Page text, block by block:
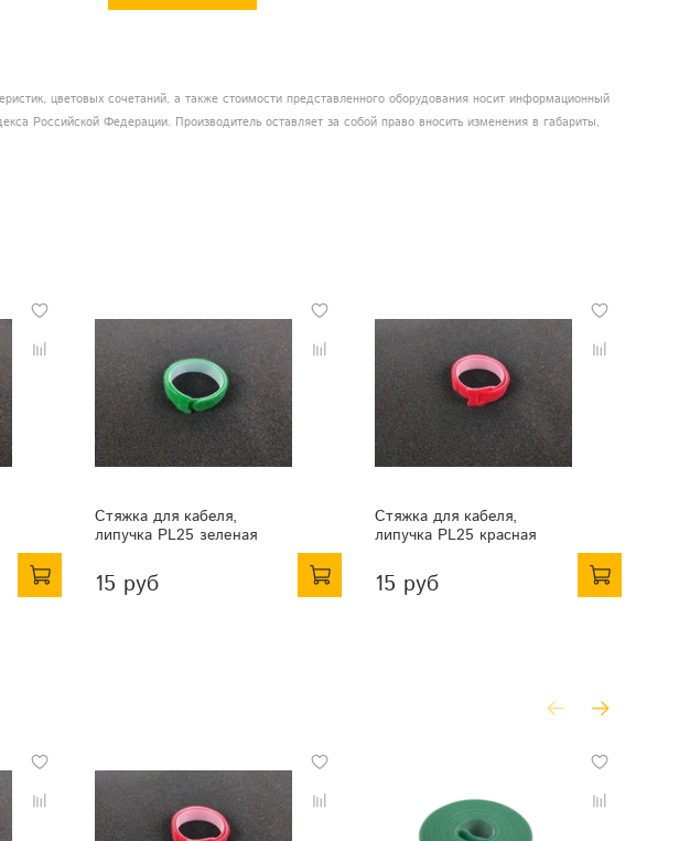
цветовых сочетаний, а также стоимости представленного оборудования носит информационный
Российской Федерации. Производитель оставляет за собой право вносить изменения в габариты,
Стяжка для кабеля,
липучка PL25 зеленая
15 руб
Стяжка для кабеля,
липучка PL25 красная
15 руб